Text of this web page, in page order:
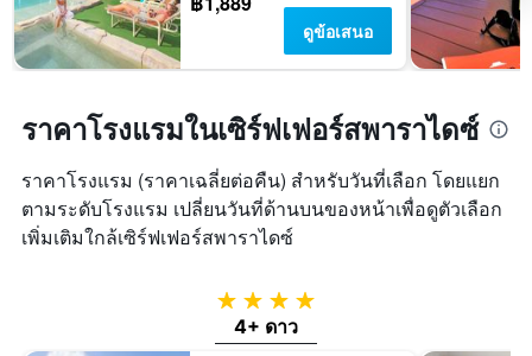
ดูข้อเสนอ
ราคาโรงแรมในเซิร์ฟเฟอร์สพาราไดซ์
ราคาโรงแรม (ราคาเฉลี่ยต่อคืน) สำหรับวันที่เลือก โดยแยก
ตามระดับโรงแรม เปลี่ยนวันที่ด้านบนของหน้าเพื่อดูตัวเลือก
เพิ่มเติมใกล้เซิร์ฟเฟอร์สพาราไดซ์
4 ดาว
4+ ดาว